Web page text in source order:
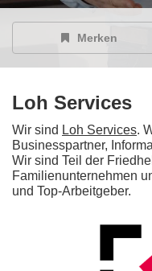
Merken
Loh Services
Wir sind Loh Services.
Businesspartner,
Wir sind Teil der
Familienunternehmen
und Top-Arbeitgeber.